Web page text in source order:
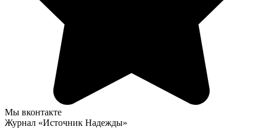
Мы вконтакте
Журнал «Источник Надежды»